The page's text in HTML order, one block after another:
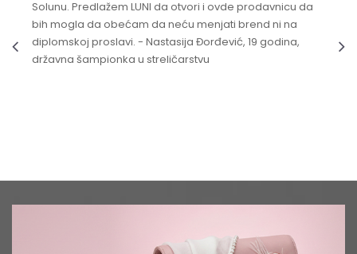
Solunu. Predlažem LUNI da otvori i ovde prodavnicu da
bih mogla da obećam da neću menjati brend ni na
diplomskoj proslavi. - Nastasija Đorđević, 19 godina,
državna šampionka u streličarstvu